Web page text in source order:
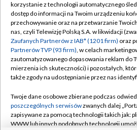
TVP
Abonament
Sklep TVP
Biuro
Oferta
Emisja w
Rada
Regulamin
Polityka
Moje zgody
Biuro
Kanały
korzystanie z technologii automatycznego
dostęp do informacji na Twoim urządzeniu
przechowywanie oraz na przetwarzanie
nas, czyli Telewizję Polską S.A. w likwidacji
Zaufanych Partnerów z IAB* (1201 firm) oraz
Partnerów TVP (93 firm), w celach
zautomatyzowanego dopasowania reklam do
mierzenia ich skuteczności) i pozostałych,
także zgody na udostępnianie przez nas
Twoje dane osobowe zbierane podczas
poszczególnych serwisówzwanych dalej
zapisywane za pomocą technologii takich jak:
WWW lub innych podobnych technologii